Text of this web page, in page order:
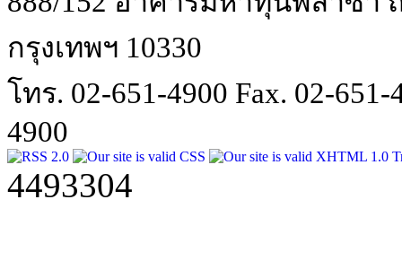
กรุงเทพฯ 10330
โทร. 02-651-4900 Fax. 02-
4900
4493304